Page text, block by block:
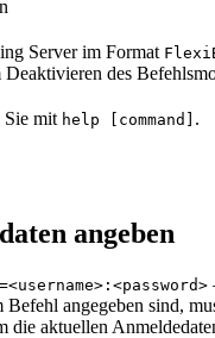
Server im Format
des
Sie mit help [command] .
angeben
Befehl angegeben sind,
die aktuellen